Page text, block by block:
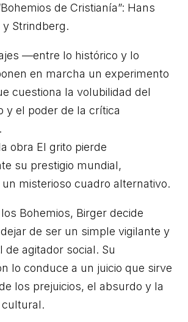
de Cristianía”: Hans
Strindberg.
—entre lo histórico y lo
en marcha un experimento
cuestiona la volubilidad del
y el poder de la crítica
obra El grito pierde
su prestigio mundial,
misterioso cuadro alternativo.
Bohemios, Birger decide
de ser un simple vigilante y
de agitador social. Su
lo conduce a un juicio que sirve
los prejuicios, el absurdo y la
cultural.